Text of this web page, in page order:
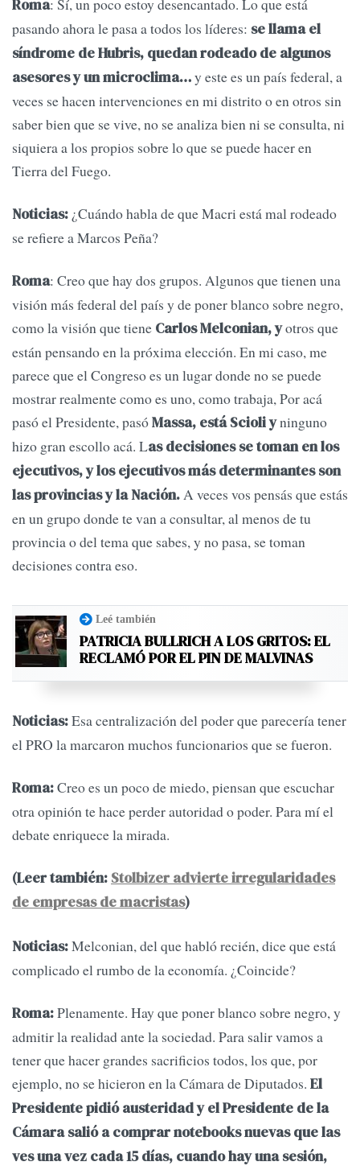
Roma
pasando ahora le pasa a todos los líderes: se llama el
síndrome de Hubris, quedan rodeado de algunos
asesores y un microclima…y este es un país federal, a
veces se hacen intervenciones en mi distrito o en otros sin
saber bien que se vive, no se analiza bien ni se consulta, ni
siquiera a los propios sobre lo que se puede hacer en
Tierra del Fuego.
Noticias: ¿Cuándo habla de que Macri está mal rodeado
se refiere a Marcos Peña?
Roma: Creo que hay dos grupos. Algunos que tienen una
visión más federal del país y de poner blanco sobre negro,
como la visión que tiene Carlos Melconian, yotros que
están pensando en la próxima elección. En mi caso, me
parece que el Congreso es un lugar donde no se puede
mostrar realmente como es uno, como trabaja, Por acá
pasó el Presidente, pasóMassa, está Scioli yninguno
hizo gran escollo acá. Las decisiones se toman en los
ejecutivos, y los ejecutivos más determinantes son
las provincias y la Nación.A veces vos pensás que estás
en un grupo donde te van a consultar, al menos de tu
provincia o del tema que sabes, y no pasa, se toman
decisiones contra eso.
Leé también
PATRICIA BULLRICH A LOS GRITOS: EL
RECLAMÓ POR EL PIN DE MALVINAS
Noticias:Esa centralización del poder que parecería tener
el PRO la marcaron muchos funcionarios que se fueron.
Roma:Creo es un poco de miedo, piensan que escuchar
otra opinión te hace perder autoridad o poder. Para mí el
debate enriquece la mirada.
(Leer también: Stolbizer advierte irregularidades
de empresas de macristas)
Noticias:Melconian, del que habló recién, dice que está
complicado el rumbo de la economía. ¿Coincide?
Roma:Plenamente. Hay que poner blanco sobre negro, y
admitir la realidad ante la sociedad. Para salir vamos a
tener que hacer grandes sacrificios todos, los que, por
ejemplo, no se hicieron en la Cámara de Diputados. El
Presidente pidió austeridad y el Presidente de la
Cámara salió a comprar notebooks nuevas que las
ves una vez cada 15 días, cuando hay una sesión,